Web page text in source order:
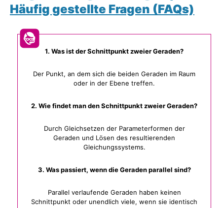
Häufig gestellte Fragen (FAQs)
1. Was ist der Schnittpunkt zweier Geraden?
Der Punkt, an dem sich die beiden Geraden im Raum
oder in der Ebene treffen.
2. Wie findet man den Schnittpunkt zweier Geraden?
Durch Gleichsetzen der Parameterformen der
Geraden und Lösen des resultierenden
Gleichungssystems.
3. Was passiert, wenn die Geraden parallel sind?
Parallel verlaufende Geraden haben keinen
Schnittpunkt oder unendlich viele, wenn sie identisch